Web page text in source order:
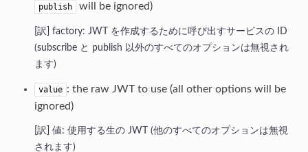
publish will be ignored)
factory: JWT を作成するために呼び出すサービスの ID
(subscribe と publish 以外のすべてのオプションは無視され
ます)
value : the raw JWT to use (all other options will be
ignored)
値: 使用する生の JWT (他のすべてのオプションは無視
されます)